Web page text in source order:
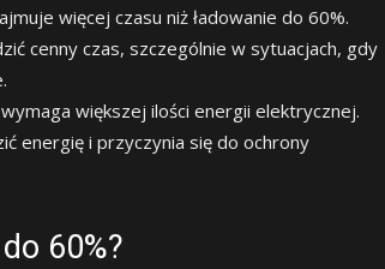
więcej czasu niż ładowanie do 60%.
cenny czas, szczególnie w sytuacjach, gdy
większej ilości energii elektrycznej.
energię i przyczynia się do ochrony
60%?